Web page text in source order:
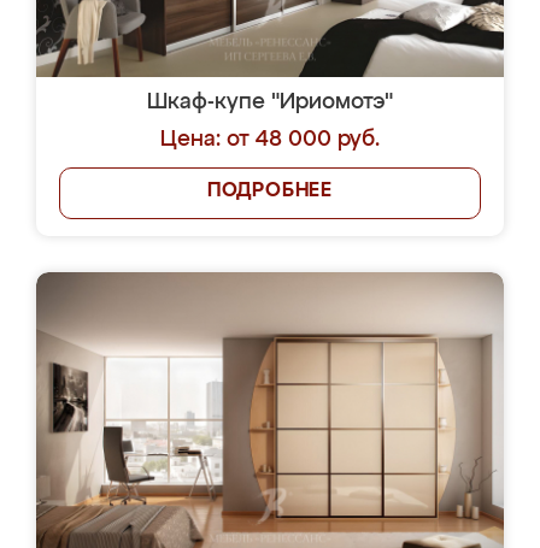
Шкаф-купе "Ириомотэ"
Цена: от 48 000 руб.
ПОДРОБНЕЕ